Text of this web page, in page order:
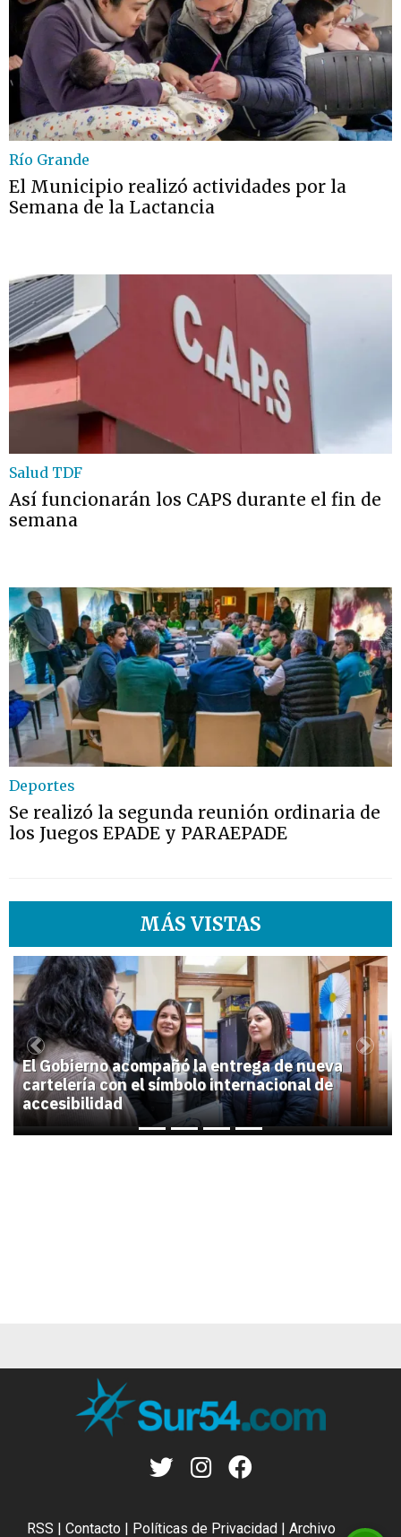
Río Grande
El Municipio realizó actividades por la
Semana de la Lactancia
Salud TDF
Así funcionarán los CAPS durante el fin de
semana
Deportes
Se realizó la segunda reunión ordinaria de
los Juegos EPADE y PARAEPADE
MÁS VISTAS
1
El Gobierno acompañó la entrega de nueva
cartelería con el símbolo internacional de
accesibilidad
Previous Next
RSS Contacto Políticas de Privacidad Archivo